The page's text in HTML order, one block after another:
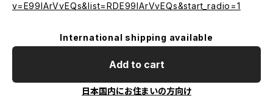
v=E99lArVvEQs&list=RDE99lArVvEQs&start_radio=1
International shipping available
Add to cart
日本国内にお住まいの方向け